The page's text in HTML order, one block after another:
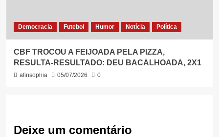
Democracia Futebol Humor Notícia Política
CBF TROCOU A FEIJOADA PELA PIZZA,
RESULTA-RESULTADO: DEU BACALHOADA, 2X1
afinsophia 05/07/2026 0
Deixe um comentário